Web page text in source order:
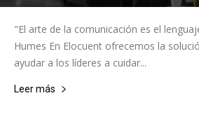
"El arte de la comunicación es el
Humes En Elocuent ofrecemos la
ayudar a los líderes a cuidar...
Leer más